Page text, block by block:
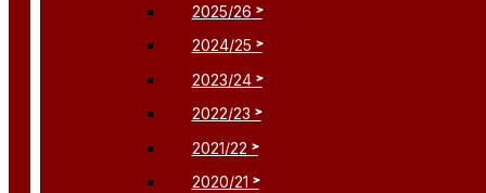
2025/26
2024/25
2023/24
2022/23
2021/22
2020/21